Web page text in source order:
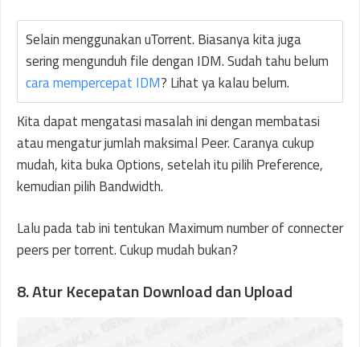
Selain menggunakan uTorrent. Biasanya kita juga
sering mengunduh file dengan IDM. Sudah tahu belum
cara mempercepat IDM? Lihat ya kalau belum.
Kita dapat mengatasi masalah ini dengan membatasi
atau mengatur jumlah maksimal Peer. Caranya cukup
mudah, kita buka Options, setelah itu pilih Preference,
kemudian pilih Bandwidth.
Lalu pada tab ini tentukan Maximum number of connecter
peers per torrent. Cukup mudah bukan?
8. Atur Kecepatan Download dan Upload